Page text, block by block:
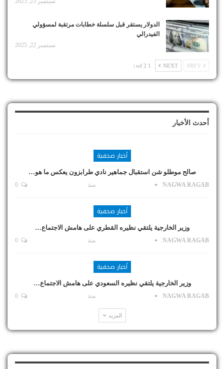
الدولار يستقر قبل سلسلة خطابات مرتقبة لمسؤولي
الفيدرالي
سبتمبر 22, 2025
NEXT
1 od 2 |
أحدث الأخبار
أخبار صحفية
صالح موطلو شن استقبال جماهير نادي طرابزون يعكس ما هو…
NAGWA RAGAB منذ
أخبار صحفية
وزير الخارجية يلتقي نظيره القطري على هامش الاجتماع…
NAGWA RAGAB منذ
أخبار صحفية
وزير الخارجية يلتقي نظيره السعودي على هامش الاجتماع…
NAGWA RAGAB منذ
المزيد